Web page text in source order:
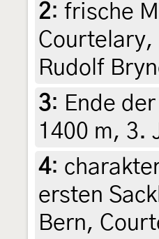
2: frische
Rudolf
3: Ende
1400 m, 3.
4:
ersten
Bern,